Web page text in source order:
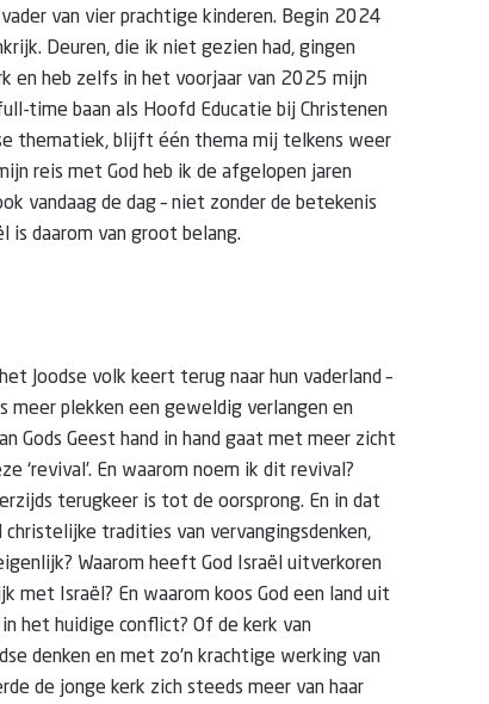
van vier prachtige kinderen. Begin 2024
Deuren, die ik niet gezien had, gingen
en heb zelfs in het voorjaar van 2025 mijn
time baan als Hoofd Educatie bij Christenen
thematiek, blijft één thema mij telkens weer
reis met God heb ik de afgelopen jaren
vandaag de dag – niet zonder de betekenis
is daarom van groot belang.
Joodse volk keert terug naar hun vaderland –
plekken een geweldig verlangen en
Gods Geest hand in hand gaat met meer zicht
‘revival’. En waarom noem ik dit revival?
terugkeer is tot de oorsprong. En in dat
tradities van vervangingsdenken,
Waarom heeft God Israël uitverkoren
met Israël? En waarom koos God een land uit
het huidige conflict? Of de kerk van
denken en met zo'n krachtige werking van
de jonge kerk zich steeds meer van haar